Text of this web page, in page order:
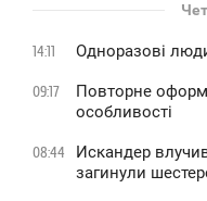
14:11 Одноразові
09:17
Повторне
особливості
08:44
Искандер
загинули